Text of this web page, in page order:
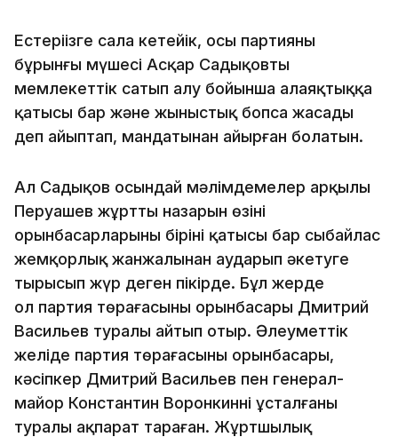
Естеріңізге сала кетейік, осы партияның
бұрынғы мүшесі Асқар Садықовты
мемлекеттік сатып алу бойынша алаяқтыққа
қатысы бар және жыныстық бопса жасады
деп айыптап, мандатынан айырған болатын.
Ал Садықов осындай мәлімдемелер арқылы
Перуашев жұрттың назарын өзінің
орынбасарларының бірінің қатысы бар сыбайлас
жемқорлық жанжалынан аударып әкетуге
тырысып жүр деген пікірде. Бұл жерде
ол партия төрағасының орынбасары Дмитрий
Васильев туралы айтып отыр. Әлеуметтік
желіде партия төрағасының орынбасары,
кәсіпкер Дмитрий Васильев пен генерал-
майор Константин Воронкиннің ұсталғаны
туралы ақпарат тараған. Жұртшылық